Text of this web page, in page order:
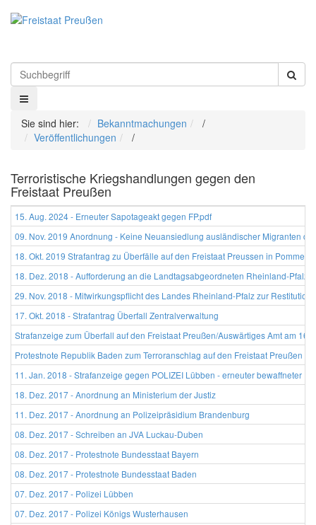
Sie sind hier: Bekanntmachungen
/
Veröffentlichungen
/
Terroristische Kriegshandlungen gegen den
Freistaat Preußen
15. Aug. 2024 - Erneuter Sapotageakt gegen FP.pdf
09. Nov. 2019 Anordnung - Keine Neuansiedlung ausländischer Migranten
18. Okt. 2019 Strafantrag zu Überfälle auf den Freistaat Preussen in
18. Dez. 2018 - Aufforderung an die Landtagsabgeordneten Rheinland-Pfalz
29. Nov. 2018 - Mitwirkungspflicht des Landes Rheinland-Pfalz zur Restitution
17. Okt. 2018 - Strafantrag Überfall Zentralverwaltung
Strafanzeige zum Überfall auf den Freistaat Preußen/Auswärtiges Amt am 16.
Protestnote Republik Baden zum Terroranschlag auf den Freistaat Preußen /
11. Jan. 2018 - Strafanzeige gegen POLIZEI Lübben - erneuter bewaffneter
18. Dez. 2017 - Anordnung an Ministerium der Justiz
11. Dez. 2017 - Anordnung an Polizeipräsidium Brandenburg
08. Dez. 2017 - Schreiben an JVA Luckau-Duben
08. Dez. 2017 - Protestnote Bundesstaat Bayern
08. Dez. 2017 - Protestnote Bundesstaat Baden
07. Dez. 2017 - Polizei Lübben
07. Dez. 2017 - Polizei Königs Wusterhausen